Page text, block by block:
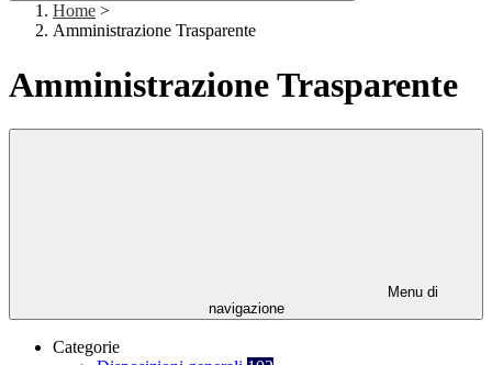
Home >
Amministrazione Trasparente
Amministrazione Trasparente
Menu di
navigazione
Categorie